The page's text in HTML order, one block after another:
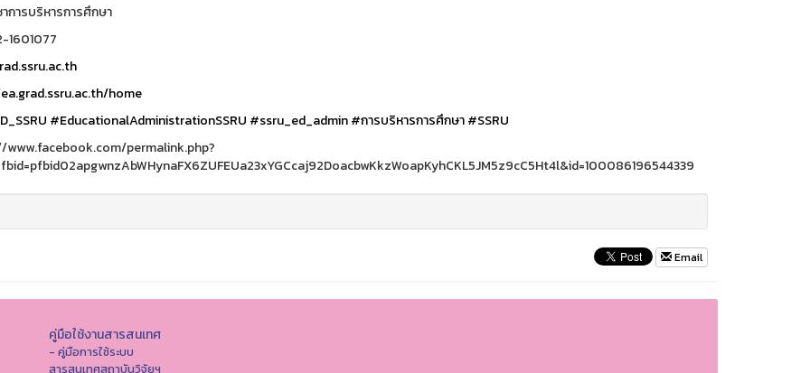
การบริหารการศึกษา
1601077
home
#EducationalAdministrationSSRU #ssru_ed_admin #การบริหารการศึกษา #SSRU
permalink.php?
Email
คู่มือใช้งานสารสนเทศ
- คู่มือการใช้ระบบ
สารสนเทศสถาบันวิจัยฯ